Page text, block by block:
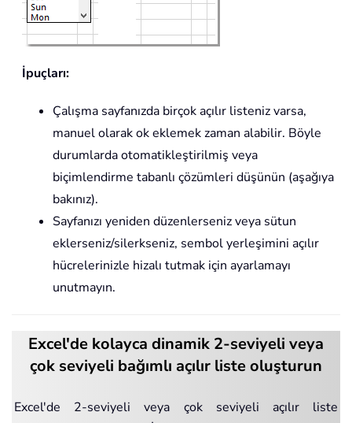
İpuçları:
Çalışma sayfanızda birçok açılır listeniz varsa,
manuel olarak ok eklemek zaman alabilir. Böyle
durumlarda otomatikleştirilmiş veya
biçimlendirme tabanlı çözümleri düşünün (aşağıya
bakınız).
Sayfanızı yeniden düzenlerseniz veya sütun
eklerseniz/silerkseniz, sembol yerleşimini açılır
hücrelerinizle hizalı tutmak için ayarlamayı
unutmayın.
Excel'de kolayca dinamik 2-seviyeli veya
çok seviyeli bağımlı açılır liste oluşturun
Excel'de 2-seviyeli veya çok seviyeli açılır liste